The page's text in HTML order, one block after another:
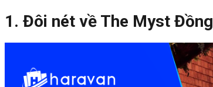
1. Đôi nét về The Myst